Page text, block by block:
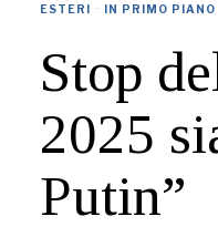
ESTERI · IN PRIMO PIANO
Stop
2025
Putin”